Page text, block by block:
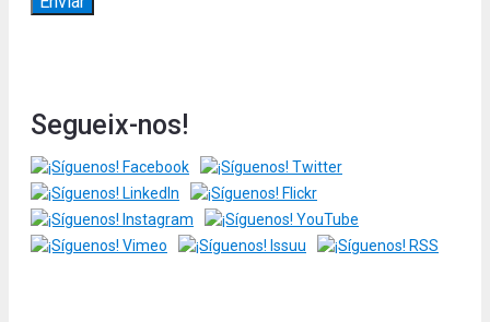
Segueix-nos!